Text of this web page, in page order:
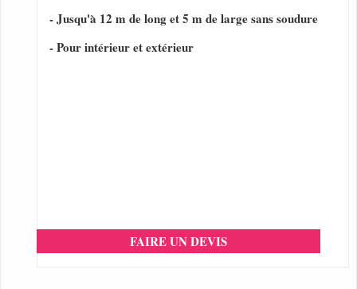
- Jusqu'à 12 m de long et 5 m de large sans soudure
- Pour intérieur et extérieur
FAIRE UN DEVIS